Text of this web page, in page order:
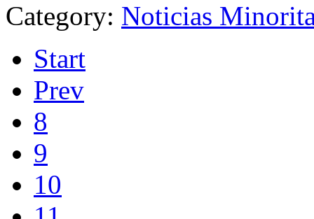
Category: Noticias
Start
Prev
8
9
10